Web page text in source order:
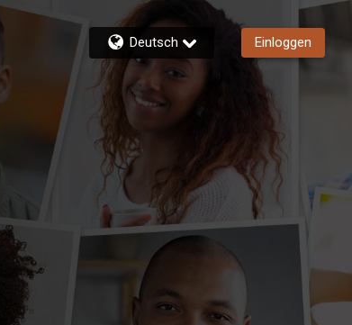
Deutsch Einloggen